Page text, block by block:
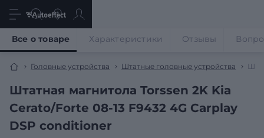
Головные устройства Штатные головные устройства
Штатная магнитола Torssen 2K Kia
Cerato/Forte 08-13 F9432 4G Carplay
DSP conditioner
Все о товаре Характеристики Отзывы